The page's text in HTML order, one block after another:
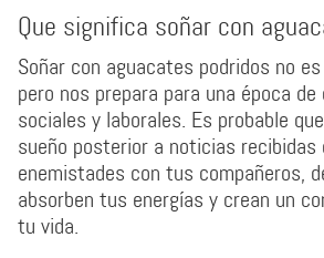
Que significa soñar con
Soñar con aguacates podridos no
pero nos prepara para una época
sociales y laborales. Es probable
sueño posterior a noticias recibidas
enemistades con tus compañeros,
absorben tus energías y crean un
tu vida.